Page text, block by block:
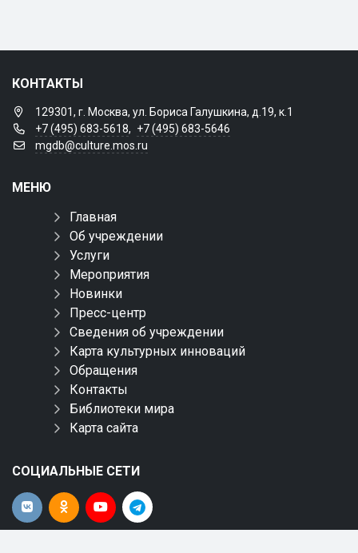
КОНТАКТЫ
129301, г. Москва, ул. Бориса Галушкина, д.19, к.1
+7 (495) 683-5618, +7 (495) 683-5646
mgdb@culture.mos.ru
МЕНЮ
Главная
Об учреждении
Услуги
Мероприятия
Новинки
Пресс-центр
Сведения об учреждении
Карта культурных инноваций
Обращения
Контакты
Библиотеки мира
Карта сайта
СОЦИАЛЬНЫЕ СЕТИ